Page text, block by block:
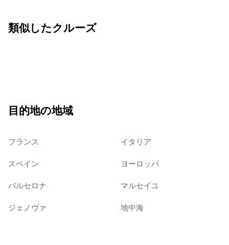
類似したクルーズ
目的地の地域
フランス イタリア
スペイン ヨーロッパ
バルセロナ マルセイユ
ジェノヴァ 地中海